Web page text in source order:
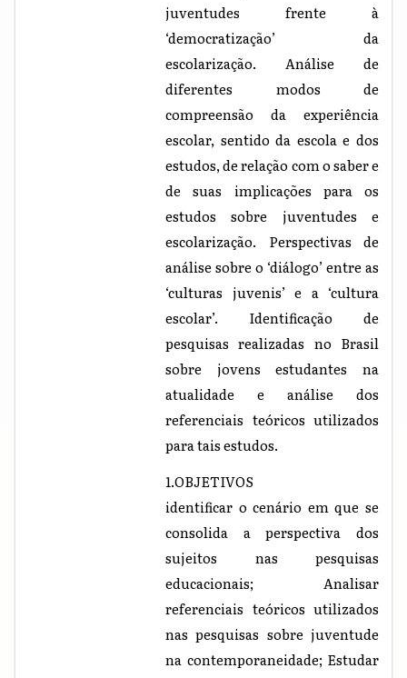
juventudes frente à
‘democratização’ da
escolarização. Análise de
diferentes modos de
compreensão da experiência
escolar, sentido da escola e dos
estudos, de relação com o saber e
de suas implicações para os
estudos sobre juventudes e
escolarização. Perspectivas de
análise sobre o ‘diálogo’ entre as
‘culturas juvenis’ e a ‘cultura
escolar’. Identificação de
pesquisas realizadas no Brasil
sobre jovens estudantes na
atualidade e análise dos
referenciais teóricos utilizados
para tais estudos.
1.OBJETIVOS
identificar o cenário em que se
consolida a perspectiva dos
sujeitos nas pesquisas
educacionais; Analisar
referenciais teóricos utilizados
nas pesquisas sobre juventude
na contemporaneidade; Estudar